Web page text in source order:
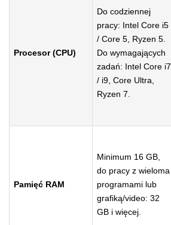
Procesor (CPU)
Do codziennej
pracy: Intel Core i5
/ Core 5, Ryzen 5.
Do wymagających
zadań: Intel Core i7
/ i9, Core Ultra,
Ryzen 7.
Pamięć RAM
Minimum 16 GB,
do pracy z wieloma
programami lub
grafiką/video: 32
GB i więcej.